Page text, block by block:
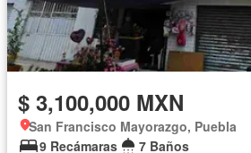
$ 3,100,000 MXN
San Francisco Mayorazgo, Puebla
9 Recámaras
7 Baños